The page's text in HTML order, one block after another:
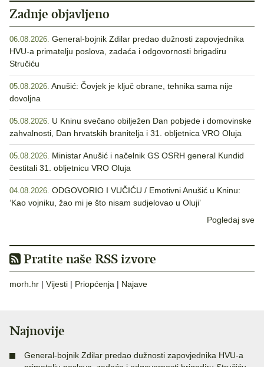
Zadnje objavljeno
06.08.2026. General-bojnik Zdilar predao dužnosti zapovjednika
HVU-a primatelju poslova, zadaća i odgovornosti brigadiru
Stručiću
05.08.2026. Anušić: Čovjek je ključ obrane, tehnika sama nije
dovoljna
05.08.2026. U Kninu svečano obilježen Dan pobjede i domovinske
zahvalnosti, Dan hrvatskih branitelja i 31. obljetnica VRO Oluja
05.08.2026. Ministar Anušić i načelnik GS OSRH general Kundid
čestitali 31. obljetnicu VRO Oluja
04.08.2026. ODGOVORIO I VUČIĆU / Emotivni Anušić u Kninu:
‘Kao vojniku, žao mi je što nisam sudjelovao u Oluji’
Pogledaj sve
Pratite naše RSS izvore
morh.hr | Vijesti | Priopćenja | Najave
Najnovije
General-bojnik Zdilar predao dužnosti zapovjednika HVU-a